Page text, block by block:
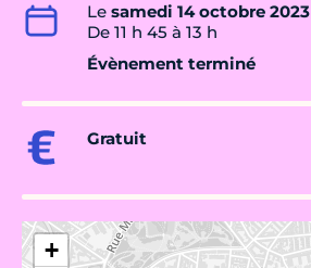
Le samedi 14 octobre 2023
De 11 h 45 à 13 h
Évènement terminé
Gratuit
+